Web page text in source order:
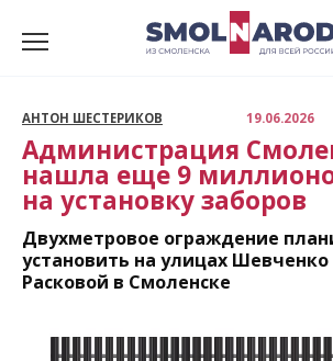
АНТОН ШЕСТЕРИКОВ 19.06.2026
Администрация
нашла еще 9
на установку заборов
Двухметровое ограждение
установить на улицах
Расковой в Смоленске